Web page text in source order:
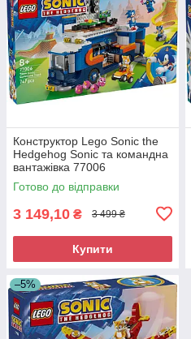
Конструктор Lego Sonic the
Hedgehog Sonic та командна
вантажівка 77006
Готово до відправки
3 149,10 ₴ 3 499 ₴
Купити
–5%